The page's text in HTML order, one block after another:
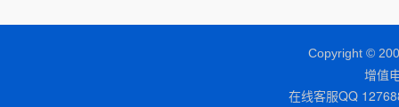
Copyright ©
增值
在线客服QQ